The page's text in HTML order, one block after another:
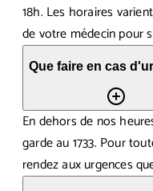
18h. Les horaires
de votre médecin pour
Que faire en cas
En dehors de nos
garde au 1733. Pour
rendez aux urgences